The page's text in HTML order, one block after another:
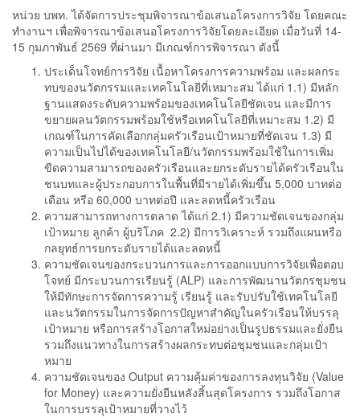
หน่วย บพท. ได้จัดการประชุมพิจารณาข้อเสนอโครงการวิจัย โดยคณะ
ทำงานฯ เพื่อพิจารณาข้อเสนอโครงการวิจัยโดยละเอียด เมื่อวันที่ 14-
15 กุมภาพันธ์ 2569 ที่ผ่านมา มีเกณฑ์การพิจารณา ดังนี้
ประเด็นโจทย์การวิจัย เนื้อหาโครงการความพร้อม และผลกระ
ทบของนวัตกรรมและเทคโนโลยีที่เหมาะสม ได้แก่ 1.1) มีหลัก
ฐานแสดงระดับความพร้อมของเทคโนโลยีชัดเจน และมีการ
ขยายผลนวัตกรรมพร้อมใช้หรือเทคโนโลยีที่เหมาะสม 1.2) มี
เกณฑ์ในการคัดเลือกกลุ่มครัวเรือนเป้าหมายที่ชัดเจน 1.3) มี
ความเป็นไปได้ของเทคโนโลยี/นวัตกรรมพร้อมใช้ในการเพิ่ม
ขีดความสามารถของครัวเรือนและยกระดับรายได้ครัวเรือนใน
ชนบทและผู้ประกอบการในพื้นที่มีรายได้เพิ่มขึ้น 5,000 บาทต่อ
เดือน หรือ 60,000 บาทต่อปี และลดหนี้ครัวเรือน
ความสามารถทางการตลาด ได้แก่ 2.1) มีความชัดเจนของกลุ่ม
เป้าหมาย ลูกค้า ผู้บริโภค 2.2) มีการวิเคราะห์ รวมถึงแผนหรือ
กลยุทธ์การยกระดับรายได้และลดหนี้
ความชัดเจนของกระบวนการและการออกแบบการวิจัยเพื่อตอบ
โจทย์ มีกระบวนการเรียนรู้ (ALP) และการพัฒนานวัตกรชุมชน
ให้มีทักษะการจัดการความรู้ เรียนรู้ และรับปรับใช้เทคโนโลยี
และนวัตกรรมในการจัดการปัญหาสำคัญในครัวเรือนให้บรรลุ
เป้าหมาย หรือการสร้างโอกาสใหม่อย่างเป็นรูปธรรมและยั่งยืน
รวมถึงแนวทางในการสร้างผลกระทบต่อชุมชนและกลุ่มเป้า
หมาย
ความชัดเจนของ Output ความคุ้มค่าของการลงทุนวิจัย (Value
for Money) และความยั่งยืนหลังสิ้นสุดโครงการ รวมถึงโอกาส
ในการบรรลุเป้าหมายที่วางไว้